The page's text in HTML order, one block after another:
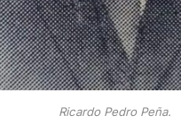
Ricardo Pedro Peña.